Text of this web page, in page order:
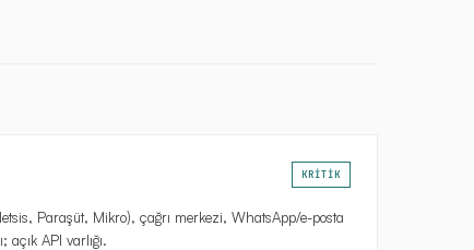
KRİTİK
Paraşüt, Mikro), çağrı merkezi, WhatsApp/e-posta
açık API varlığı.